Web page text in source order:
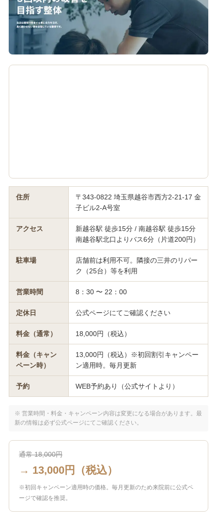
住所
〒343-0822 埼玉県越谷市西方2-21-17 金
子ビル2-A号室
アクセス
新越谷駅 徒歩15分 / 南越谷駅 徒歩15分
南越谷駅北口よりバス6分（片道200円）
駐車場
店舗前は利用不可。隣接の三井のリパー
ク（25台）等を利用
営業時間 8：30 〜 22：00
定休日 公式ページにてご確認ください
料金（通常） 18,000円（税込）
料金（キャン
ペーン時）
13,000円（税込）※初回割引キャンペー
ン適用時。毎月更新
予約 WEB予約あり（公式サイトより）
※ 営業時間・料金・キャンペーン内容は変更になる場合があります。最
新の情報は必ず公式ページにてご確認ください。
通常 18,000円
→ 13,000円（税込）
※初回キャンペーン適用時の価格。毎月更新のため来院前に公式ペ
ージで確認を推奨。